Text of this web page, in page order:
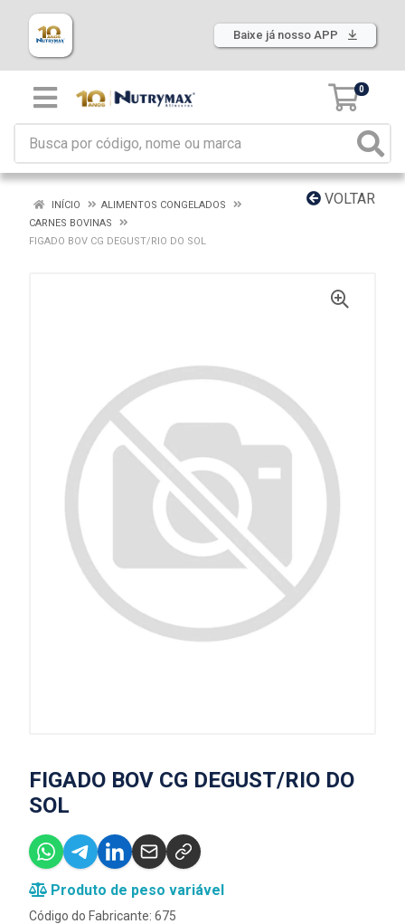
Baixe já nosso APP
0
VOLTAR
INÍCIO
ALIMENTOS CONGELADOS
CARNES BOVINAS
FIGADO BOV CG DEGUST/RIO DO SOL
FIGADO BOV CG DEGUST/RIO DO
SOL
Produto de peso variável
Código do Fabricante: 675